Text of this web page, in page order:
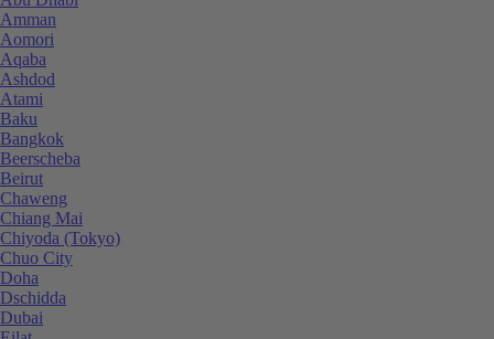
Amman
Aomori
Aqaba
Ashdod
Atami
Baku
Bangkok
Beerscheba
Beirut
Chaweng
Chiang Mai
Chiyoda (Tokyo)
Chuo City
Doha
Dschidda
Dubai